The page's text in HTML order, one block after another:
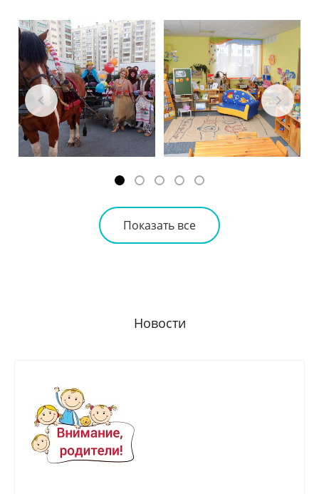
Показать все
Новости